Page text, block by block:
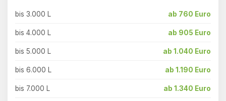
bis 3.000 L ab 760 Euro
bis 4.000 L ab 905 Euro
bis 5.000 L ab 1.040 Euro
bis 6.000 L ab 1.190 Euro
bis 7.000 L ab 1.340 Euro